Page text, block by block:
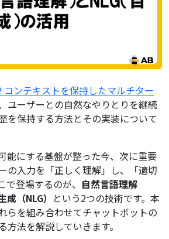
コンテキストを保持したマルチター
ユーザーとの自然なやりとりを継続
を保持する方法とその実装について
能にする基盤が整った今、次に重要
の入力を「正しく理解」し、「適切
登場するのが、 自然言語理解
成（NLG） という2つの技術です。本
らを組み合わせてチャットボットの
法を解説していきます。